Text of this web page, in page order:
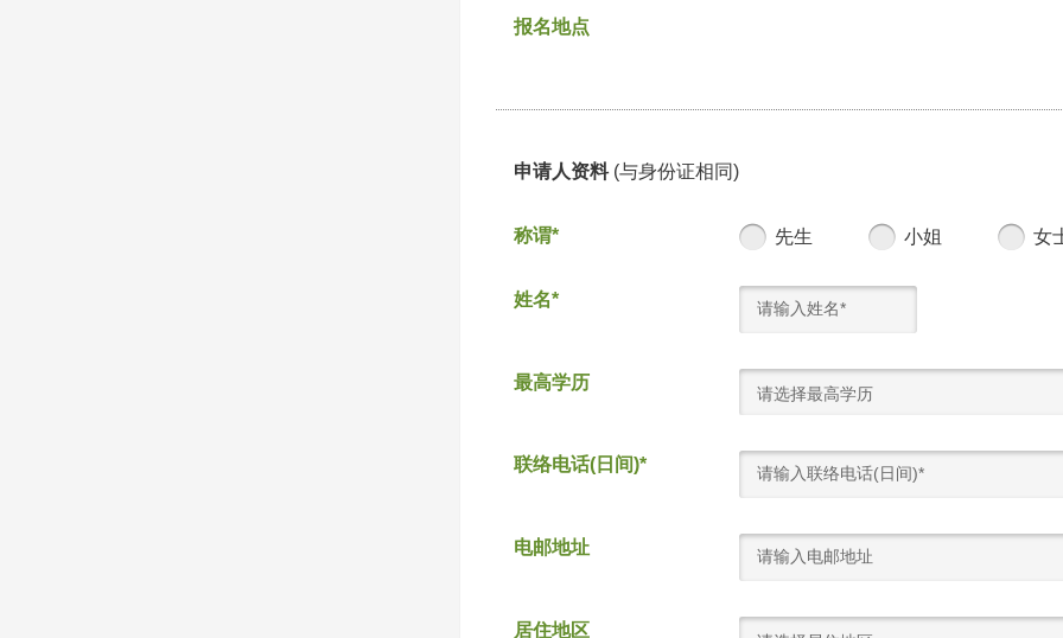
报名地点
申请人资料 (与身份证相同)
称谓* 先生 小姐 女
姓名*
最高学历
请选择最高学历
联络电话(日间)*
电邮地址
居住地区